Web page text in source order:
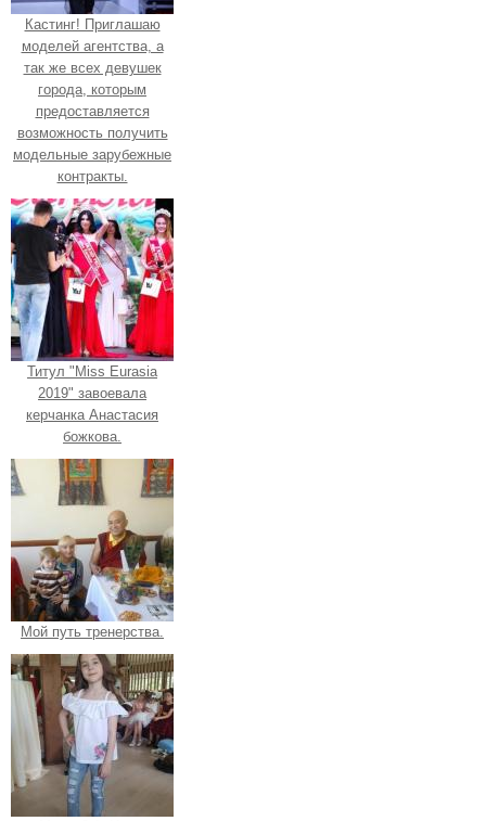
Кастинг! Приглашаю
моделей агентства, а
так же всех девушек
города, которым
предоставляется
возможность получить
модельные зарубежные
контракты.
Титул "Miss Eurasia
2019" завоевала
керчанка Анастасия
божкова.
Мой путь тренерства.